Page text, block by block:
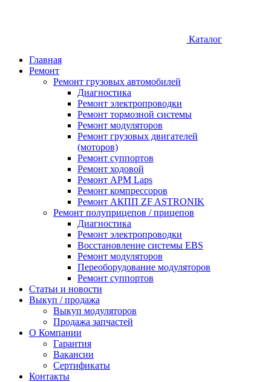
Каталог
Главная
Ремонт
Ремонт грузовых автомобилей
Диагностика
Ремонт электропроводки
Ремонт тормозной системы
Ремонт модуляторов
Ремонт грузовых двигателей
(моторов)
Ремонт суппортов
Ремонт ходовой
Ремонт APM Laps
Ремонт компрессоров
Ремонт АКПП ZF ASTRONIK
Ремонт полуприцепов / прицепов
Диагностика
Ремонт электропроводки
Восстановление системы EBS
Ремонт модуляторов
Переоборудование модуляторов
Ремонт суппортов
Статьи и новости
Выкуп / продажа
Выкуп модуляторов
Продажа запчастей
О Компании
Гарантия
Вакансии
Сертификаты
Контакты